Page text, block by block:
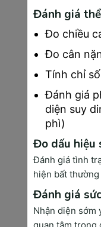
có.
○
nhi.
●
Tuần
○
Đánh giá
Đo chiều
Đo cân
Tính chỉ
Đánh giá
diện suy
phì)
Đo dấu hiệu
Đánh giá tình
hiện bất thường
Đánh giá
Nhận diện sớm